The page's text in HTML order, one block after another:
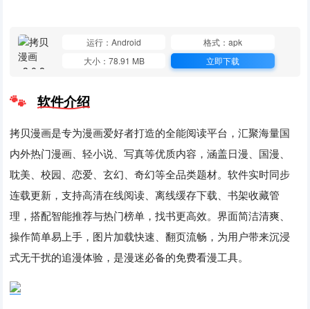
运行：Android
格式：apk
大小：78.91 MB
立即下载
软件介绍
拷贝漫画是专为漫画爱好者打造的全能阅读平台，汇聚海量国
内外热门漫画、轻小说、写真等优质内容，涵盖日漫、国漫、
耽美、校园、恋爱、玄幻、奇幻等全品类题材。软件实时同步
连载更新，支持高清在线阅读、离线缓存下载、书架收藏管
理，搭配智能推荐与热门榜单，找书更高效。界面简洁清爽、
操作简单易上手，图片加载快速、翻页流畅，为用户带来沉浸
式无干扰的追漫体验，是漫迷必备的免费看漫工具。